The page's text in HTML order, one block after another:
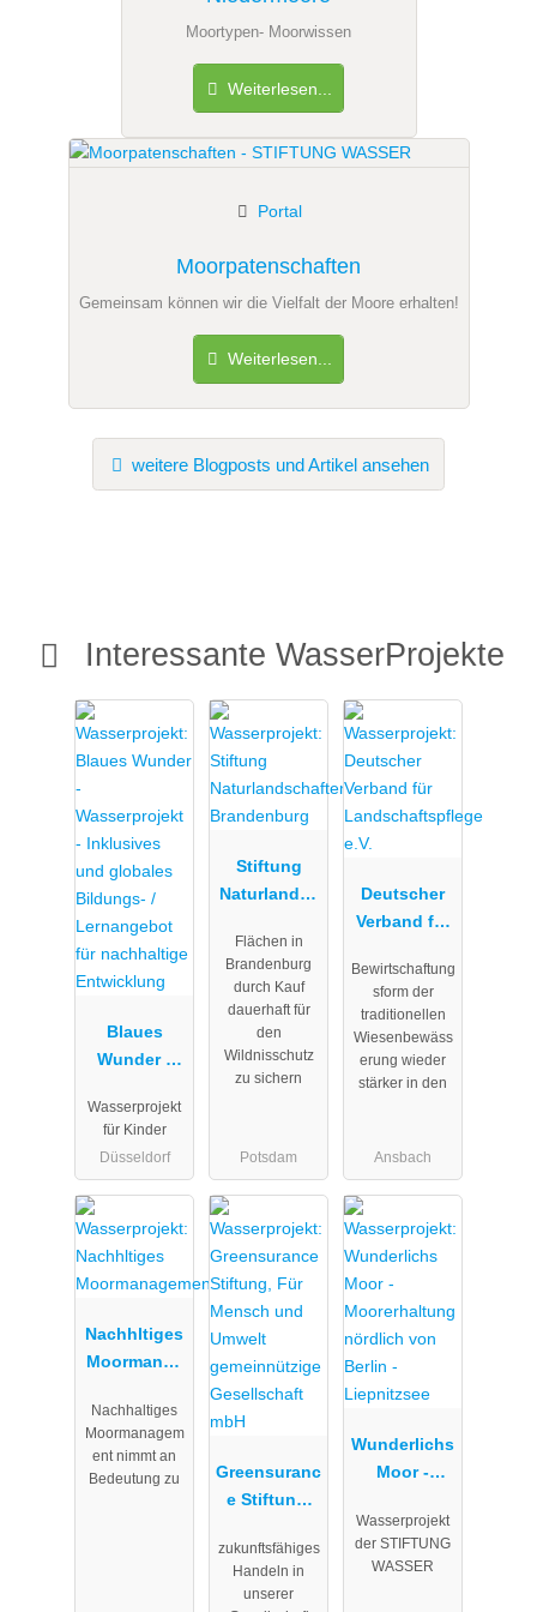
Moortypen- Moorwissen
Weiterlesen...
Moorpatenschaften
Portal
Gemeinsam können wir die Vielfalt der Moore erhalten!
Weiterlesen...
weitere Blogposts und Artikel ansehen
Interessante WasserProjekte
Blaues
Wunder -
kt -
globales
Bildungs- /
Lernangebot
für
Entwicklung
Wasserprojekt
für Kinder
Düsseldorf
Stiftung
Naturlandsc
Brandenbur
Flächen in
Brandenburg
durch Kauf
dauerhaft für
den
Wildnisschutz
zu sichern
Potsdam
Deutscher
Verband für
pflege e.V.
Bewirtschaftung
sform der
traditionellen
Wiesenbewäss
erung wieder
stärker in den
Ansbach
Nachhltiges
Moormanag
Nachhaltiges
Moormanagem
ent nimmt an
Bedeutung zu
Greensuranc
e Stiftung,
und Umwelt
gemeinnützi
zukunftsfähiges
Handeln in
unserer
Wunderlichs
Moor -
ng nördlich
von Berlin -
Wasserprojekt
der STIFTUNG
WASSER